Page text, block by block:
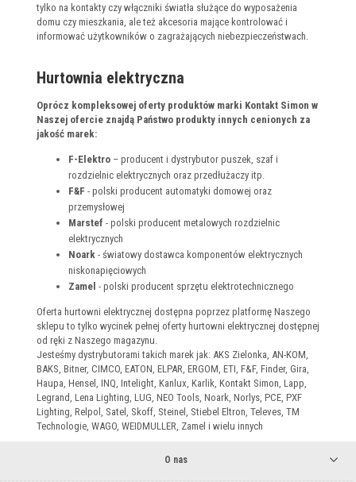
tylko na kontakty czy włączniki światła służące do wyposażenia
domu czy mieszkania, ale też akcesoria mające kontrolować i
informować użytkowników o zagrażających niebezpieczeństwach.
Hurtownia elektryczna
Oprócz kompleksowej oferty produktów marki Kontakt Simon w
Naszej ofercie znajdą Państwo produkty innych cenionych za
jakość marek:
F-Elektro – producent i dystrybutor puszek, szaf i
rozdzielnic elektrycznych oraz przedłużaczy itp.
F&F - polski producent automatyki domowej oraz
przemysłowej
Marstef - polski producent metalowych rozdzielnic
elektrycznych
Noark - światowy dostawca komponentów elektrycznych
niskonapięciowych
Zamel - polski producent sprzętu elektrotechnicznego
Oferta hurtowni elektrycznej dostępna poprzez platformę Naszego
sklepu to tylko wycinek pełnej oferty hurtowni elektrycznej dostępnej
od ręki z Naszego magazynu.
Jesteśmy dystrybutorami takich marek jak: AKS Zielonka, AN-KOM,
BAKS, Bitner, CIMCO, EATON, ELPAR, ERGOM, ETI, F&F, Finder, Gira,
Haupa, Hensel, INQ, Intelight, Kanlux, Karlik, Kontakt Simon, Lapp,
Legrand, Lena Lighting, LUG, NEO Tools, Noark, Norlys, PCE, PXF
Lighting, Relpol, Satel, Skoff, Steinel, Stiebel Eltron, Televes, TM
Technologie, WAGO, WEIDMULLER, Zamel i wielu innych
O nas